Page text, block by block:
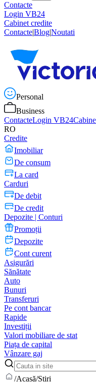
Contacte
Login VB24
Cabinet credite
Contacte|Blog|Noutati
Personal
Business
ContacteLogin VB24
RO
Credite
Imobiliar
De consum
La card
Carduri
De debit
De credit
Depozite | Conturi
Promoții
Depozite
Cont curent
Asigurări
Sănătate
Auto
Bunuri
Transferuri
Pe cont bancar
Rapide
Investiții
Valori mobiliare de stat
Piața de capital
Vânzare gaj
/Acasă/Stiri